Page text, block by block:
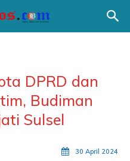
DPRD dan
Budiman
Sulsel
30 April 2024